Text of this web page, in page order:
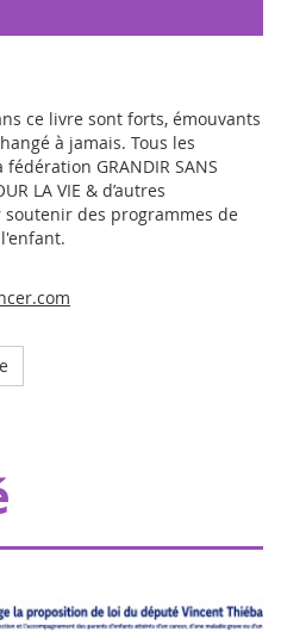
ce livre sont forts, émouvants
à jamais. Tous les
GRANDIR SANS
LA VIE & d’autres
des programmes de
à Pharmavie de mettre
petits patients atteints